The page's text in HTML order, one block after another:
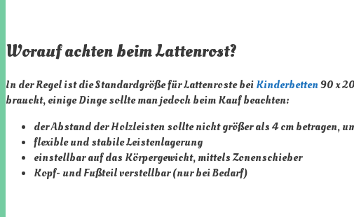
Worauf achten beim Lattenrost?
In der Regel ist die Standardgröße für Lattenroste beiKinderbetten90 x
braucht, einige Dinge sollte man jedoch beim Kauf beachten:
der Abstand der Holzleisten sollte nicht größer als 4 cm betragen,
flexible und stabile Leistenlagerung
einstellbar auf das Körpergewicht, mittels Zonenschieber
Kopf- und Fußteil verstellbar (nur bei Bedarf)